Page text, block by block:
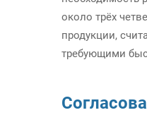
около трёх
продукции,
требующими